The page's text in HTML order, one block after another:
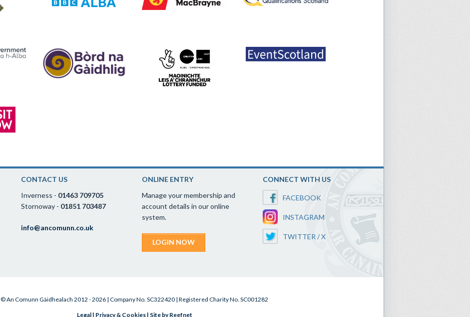
CONTACT US
Inverness - 01463 709705
Stornoway - 01851 703487
info@ancomunn.co.uk
ONLINE ENTRY
Manage your membership and
account details in our online
system.
LOGIN NOW
CONNECT WITH US
FACEBOOK
INSTAGRAM
TWITTER / X
© An Comunn Gàidhealach 2012 - 2026 | Company No. SC322420 | Registered Charity No. SC001282
Legal| Privacy & Cookies| Site by Reefnet